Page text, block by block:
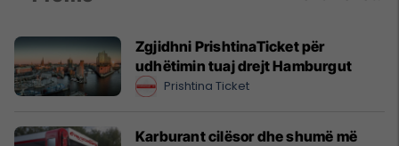
Zgjidhni PrishtinaTicket për
udhëtimin tuaj drejt Hamburgut
Prishtina Ticket
Karburant cilësor dhe shumë më